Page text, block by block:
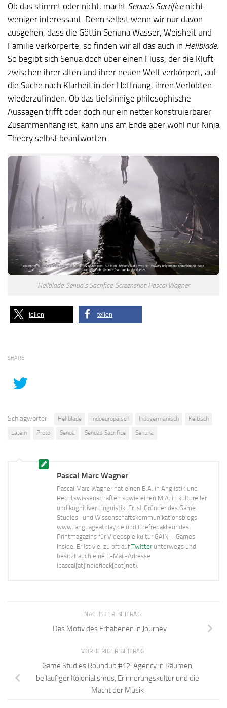
Ob das stimmt oder nicht, macht Senua’s Sacrificenicht
weniger interessant. Denn selbst wenn wir nur davon
ausgehen, dass die Göttin Senuna Wasser, Weisheit und
Familie verkörperte, so finden wir all das auch in Hellblade.
So begibt sich Senua doch über einen Fluss, der die Kluft
zwischen ihrer alten und ihrer neuen Welt verkörpert, auf
die Suche nach Klarheit in der Hoffnung, ihren Verlobten
wiederzufinden. Ob das tiefsinnige philosophische
Aussagen trifft oder doch nur ein netter konstruierbarer
Zusammenhang ist, kann uns am Ende aber wohl nur Ninja
Theory selbst beantworten.
Hellblade: Senua’s Sacrifice. Screenshot: Pascal Wagner
teilen teilen
SHARE
Schlagwörter: Hellblade indoeuropäisch Indogermanisch
Keltisch
Latein
Proto Senua Senuas Sacrifice Senuna
Pascal Marc Wagner
Pascal Marc Wagner hat einen B.A. in Anglistik und
Rechtswissenschaften sowie einen M.A. in kultureller
und kognitiver Linguistik. Er ist Gründer des Game
Studies- und Wissenschaftskommunikationsblogs
www.languageatplay.de und Chefredakteur des
Printmagazins für Videospielkultur GAIN – Games
Inside. Er ist viel zu oft aufTwitterunterwegs und
besitzt auch eine E-Mail-Adresse
(pascal[at]indieflock[dot]net).
NÄCHSTER BEITRAG
Das Motiv des Erhabenen in Journey
VORHERIGER BEITRAG
Game Studies Roundup #12: Agency in Räumen,
beiläufiger Kolonialismus, Erinnerungskultur und die
Macht der Musik